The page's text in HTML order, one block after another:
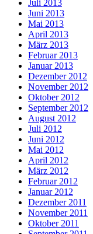
Juli 2013
Juni 2013
Mai 2013
April 2013
März 2013
Februar 2013
Januar 2013
Dezember 2012
November 2012
Oktober 2012
September 2012
August 2012
Juli 2012
Juni 2012
Mai 2012
April 2012
März 2012
Februar 2012
Januar 2012
Dezember 2011
November 2011
Oktober 2011